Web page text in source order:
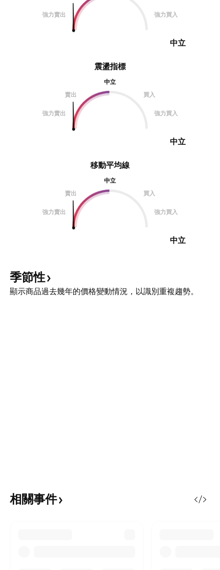
震盪指標
中立
賣出
買入
強力賣出 強力買入
中立
強力賣出 強力買入
中立
移動平均線
中立
賣出
買入
強力賣出 強力買入
中立
季節性
顯示商品過去幾年的價格變動情況，以識別重複趨勢。
相關事件